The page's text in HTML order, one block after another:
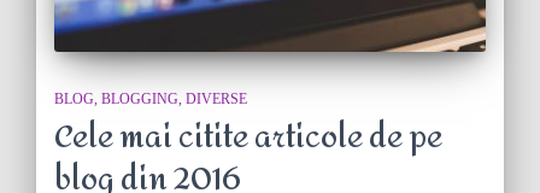
BLOG BLOGGING DIVERSE
Cele mai citite articole de pe
blog din 2016